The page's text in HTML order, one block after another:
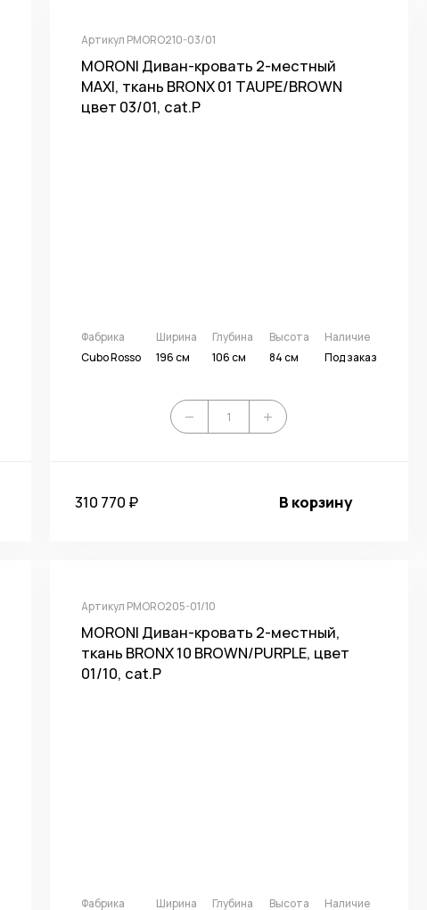
Артикул PMORO210-03/01
MORONI Диван-кровать 2-местный
MAXI, ткань BRONX 01 TAUPE/BROWN
цвет 03/01, cat.P
Фабрика
Cubo Rosso
Ширина
196 см
Глубина
106 см
Высота
84 см
Наличие
Под заказ
310 770 ₽ В корзину
Артикул PMORO205-01/10
MORONI Диван-кровать 2-местный,
ткань BRONX 10 BROWN/PURPLE, цвет
01/10, cat.P
Фабрика Ширина Глубина Высота Наличие